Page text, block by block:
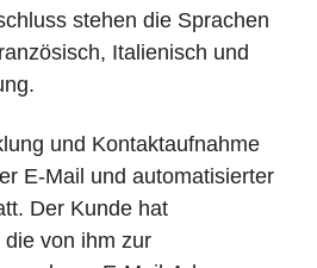
stehen die Sprachen
Italienisch und
und Kontaktaufnahme
E-Mail und automatisierter
Der Kunde hat
von ihm zur